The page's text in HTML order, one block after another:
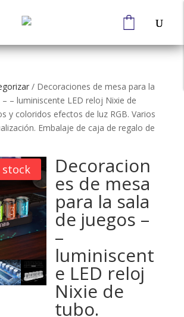
/ Decoraciones de mesa para la
– luminiscente LED reloj Nixie de
y coloridos efectos de luz RGB. Varios
Embalaje de caja de regalo de
stock Decoracion
es de mesa
para la sala
de juegos –
–
luminiscent
e LED reloj
Nixie de
tubo.